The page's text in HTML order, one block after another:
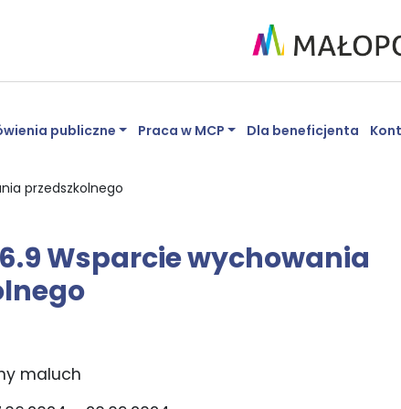
publiczne Praca w MCP Dla beneficjenta
przedszkolnego
Wsparcie wychowania
maluch